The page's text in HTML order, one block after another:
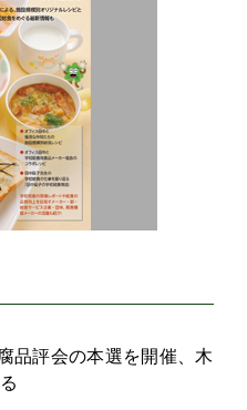
品評会の本選を開催、木